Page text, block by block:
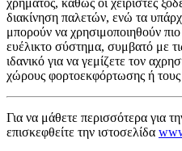
διακίνηση παλετών, ενώ τα
μπορούν να χρησιμοποιηθούν
ευέλικτο σύστημα, συμβατό με
ιδανικό για να γεμίζετε τον
χώρους φορτοεκφόρτωσης ή
Για να μάθετε περισσότερα για
επισκεφθείτε την ιστοσελίδα